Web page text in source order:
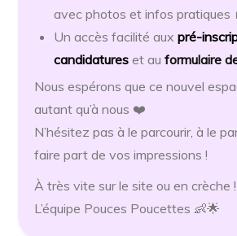
avec photos et infos pratiques
Un accès facilité auxpré-
candidatures et auformulaire
Nous espérons que ce nouvel
autant qu’à nous ❤️
N’hésitez pas à le parcourir, à le
faire part de vos impressions !
À très vite sur le site ou en crèche !
L’équipe Pouces Poucettes 👶🌟